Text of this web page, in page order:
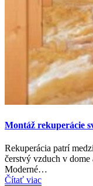
Montáž rekuperácie
Rekuperácia patrí
čerstvý vzduch v
Moderné…
Čítať viac